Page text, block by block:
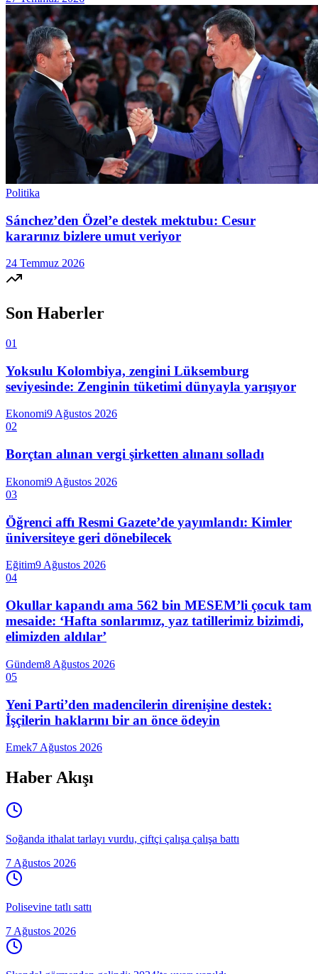
Politika
Sánchez’den Özel’e destek mektubu: Cesur
kararınız bizlere umut veriyor
24 Temmuz 2026
Son Haberler
01
Yoksulu Kolombiya, zengini Lüksemburg
seviyesinde: Zenginin tüketimi dünyayla yarışıyor
Ekonomi9 Ağustos 2026
02
Borçtan alınan vergi şirketten alınanı solladı
Ekonomi9 Ağustos 2026
03
Öğrenci affı Resmi Gazete’de yayımlandı: Kimler
üniversiteye geri dönebilecek
Eğitim9 Ağustos 2026
04
Okullar kapandı ama 562 bin MESEM’li çocuk tam
mesaide: ‘Hafta sonlarımız, yaz tatillerimiz bizimdi,
elimizden aldılar’
Gündem8 Ağustos 2026
05
Yeni Parti’den madencilerin direnişine destek:
İşçilerin haklarını bir an önce ödeyin
Emek7 Ağustos 2026
Haber Akışı
Soğanda ithalat tarlayı vurdu, çiftçi çalışa çalışa battı
7 Ağustos 2026
Polisevine tatlı sattı
7 Ağustos 2026